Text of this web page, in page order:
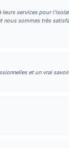
leurs services pour
nous sommes très
et un vrai